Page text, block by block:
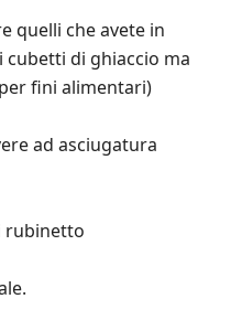
quelli che avete in
cubetti di ghiaccio ma
fini alimentari)
ad asciugatura
rubinetto